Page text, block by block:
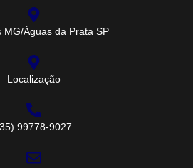
MG/Águas da Prata SP
Localização
99778-9027